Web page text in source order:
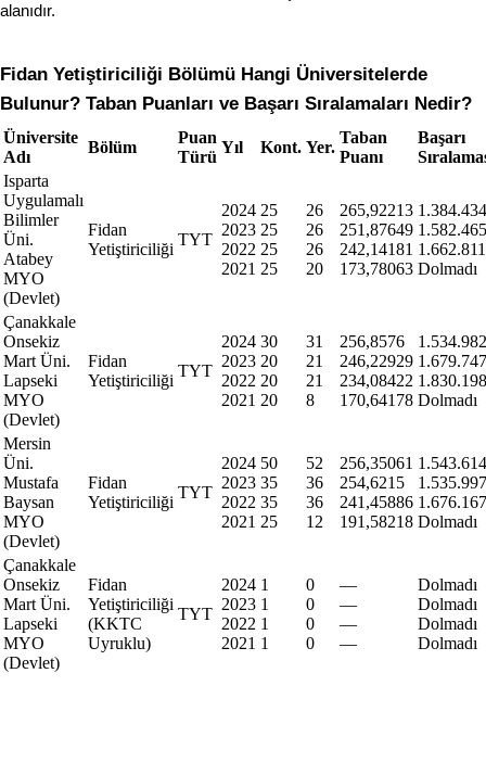
alanıdır.
Fidan Yetiştiriciliği Bölümü Hangi Üniversitelerde
Bulunur? Taban Puanları ve Başarı Sıralamaları Nedir?
Üniversite
Adı
Bölüm
Puan
Türü
Yıl Kont. Yer.
Taban
Puanı
Başarı
Isparta
Uygulamalı
Bilimler
Üni.
Atabey
MYO
(Devlet)
Fidan
Yetiştiriciliği
TYT
2024
2023
2022
2021
25
25
25
25
26
26
26
20
265,92213
251,87649
242,14181
173,78063
1.384.434
1.582.465
1.662.811
Dolmadı
Çanakkale
Onsekiz
Mart Üni.
Lapseki
MYO
(Devlet)
Fidan
Yetiştiriciliği
TYT
2024
2023
2022
2021
30
20
20
20
31
21
21
8
256,8576
246,22929
234,08422
170,64178
1.534.982
1.679.747
1.830.198
Dolmadı
Mersin
Üni.
Mustafa
Baysan
MYO
(Devlet)
Fidan
Yetiştiriciliği
TYT
2024
2023
2022
2021
50
35
35
25
52
36
36
12
256,35061
254,6215
241,45886
191,58218
1.543.614
1.535.997
1.676.167
Dolmadı
Çanakkale
Onsekiz
Mart Üni.
Lapseki
MYO
(Devlet)
Fidan
Yetiştiriciliği
(KKTC
Uyruklu)
TYT
2024
2023
2022
2021
1
1
1
1
0
0
0
0
—
—
—
—
Dolmadı
Dolmadı
Dolmadı
Dolmadı